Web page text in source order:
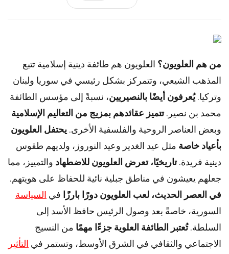
من هم العلويون؟ العلويون هم طائفة دينية إسلامية تتبع
المذهب الشيعي، وتتمركز بشكل رئيسي في سوريا ولبنان
وتركيا.يُعرفون أيضًا بالنصيريين، نسبةً إلى مؤسس الطائفة
محمد بن نصير.تتميز عقائدهم بمزيج من التعاليم الإسلامية
وبعض العناصر الروحية والفلسفية الأخرى. يحتفل العلويون
بأعياد خاصة مثل عيد الغدير وعيد النوروز، ولديهم طقوس
دينية فريدة.تاريخيًا، تعرض العلويون للاضطهاد والتمييز، مما
جعلهم يعيشون في مناطق جبلية نائية للحفاظ على هويتهم.
في العصر الحديث، لعب العلويون دورًا بارزًا
في السياسة
السورية، خاصةً بعد وصول الرئيس حافظ الأسد إلى
السلطة.تُعتبر الطائفة العلوية جزءًا مهمًا من النسيج
الاجتماعي والثقافي في الشرق الأوسط، وتستمر في التأثير